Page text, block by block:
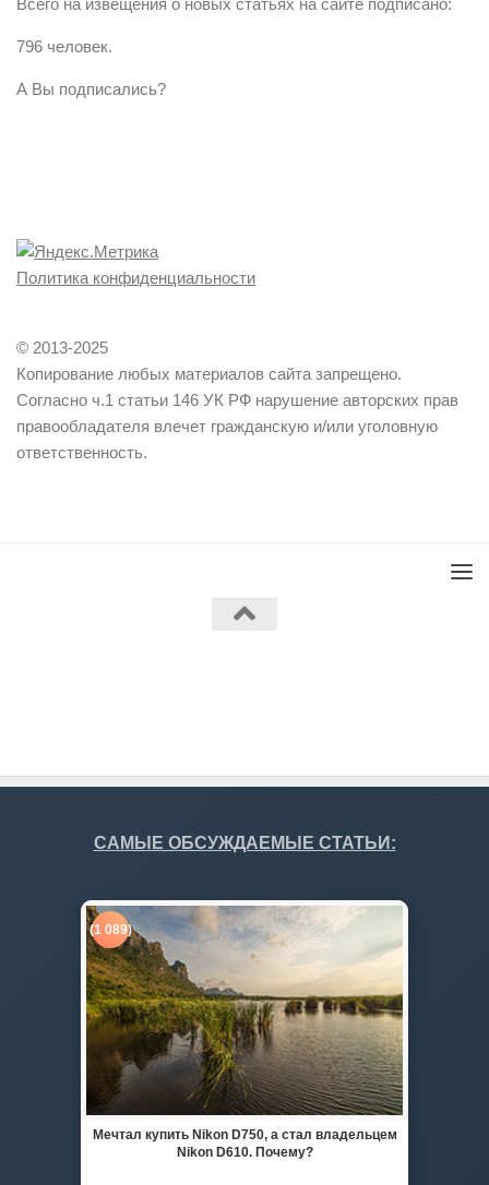
Всего на извещения о новых статьях на сайте подписано:
796 человек.
А Вы подписались?
Политика конфиденциальности
© 2013-2025
Копирование любых материалов сайта запрещено.
Согласно ч.1 статьи 146 УК РФ нарушение авторских прав
правообладателя влечет гражданскую и/или уголовную
ответственность.
САМЫЕ ОБСУЖДАЕМЫЕ СТАТЬИ:
(1 089)
Мечтал купить Nikon D750, а стал владельцем
Nikon D610. Почему?